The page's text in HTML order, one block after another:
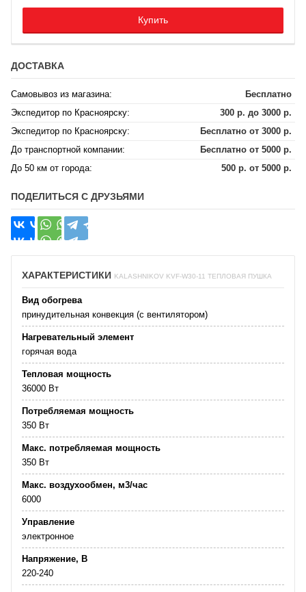
Купить
ДОСТАВКА
Самовывоз из магазина:
Бесплатно
Экспедитор по Красноярску:
300 р. до 3000 р.
Экспедитор по Красноярску:
Бесплатно от 3000 р.
До транспортной компании:
Бесплатно от 5000 р.
До 50 км от города:
500 р. от 5000 р.
ПОДЕЛИТЬСЯ С ДРУЗЬЯМИ
ХАРАКТЕРИСТИКИ KALASHNIKOV KVF-W30-11 ТЕПЛОВАЯ ПУШКА
Вид обогрева
принудительная конвекция (с вентилятором)
Нагревательный элемент
горячая вода
Тепловая мощность
36000 Вт
Потребляемая мощность
350 Вт
Макс. потребляемая мощность
350 Вт
Макс. воздухообмен, м3/час
6000
Управление
электронное
Напряжение, В
220-240